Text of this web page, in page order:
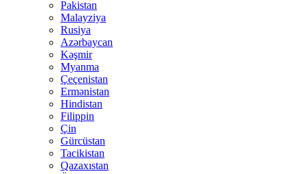
Pakistan
Malayziya
Rusiya
Azərbaycan
Kəşmir
Myanma
Çeçenistan
Ermənistan
Hindistan
Filippin
Çin
Gürcüstan
Tacikistan
Qazaxıstan